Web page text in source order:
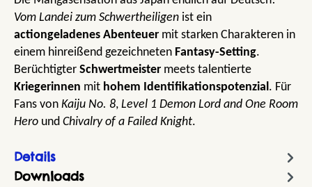
Vom Landei zum Schwertheiligen ist ein
actiongeladenes Abenteuer mit starken Charakteren in
einem hinreißend gezeichneten Fantasy-Setting.
Berüchtigter Schwertmeister meets talentierte
Kriegerinnen mit hohem Identifikationspotenzial. Für
Fans von Kaiju No. 8, Level 1 Demon Lord and One Room
Hero und Chivalry of a Failed Knight.
Details
Downloads